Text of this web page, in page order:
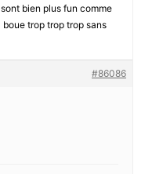
bien plus fun comme
boue trop trop trop sans
#86086